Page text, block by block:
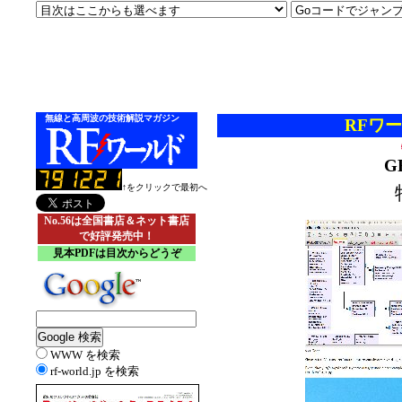
無線と高周波の技術解説マガジン
↑をクリックで最初へ
No.56は全国書店＆ネット書店
で好評発売中！
見本PDFは目次からどうぞ
WWW を検索
rf-world.jp を検索
RFワ